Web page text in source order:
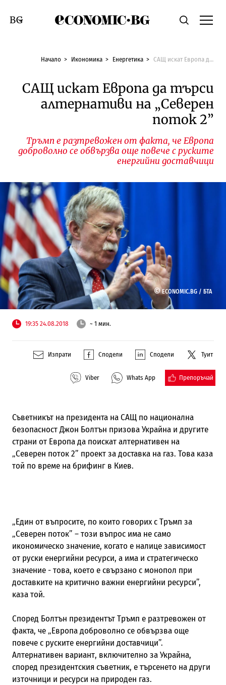
Economic.bgТърсене
Смяна на език
Начало Икономика Енергетика САЩ искат Европа да търси алтернативи на „Северен поток 2”
САЩ искат Европа да търси
алтернативи на „Северен
поток 2”
Тръмп е разтревожен от факта, че Европа
доброволно се обвързва още повече с руските
енергийни доставчици
©ECONOMIC.BG / БТА
19:35 24.08.2018 ~ 1 мин.
Изпрати Сподели Сподели Туит
Viber Whats App Препоръчай
Съветникът на президента на САЩ по национална
безопасност Джон Болтън призова Украйна и другите
страни от Европа да поискат алтернативен на
„Северен поток 2” проект за доставка на газ. Това каза
той по време на брифинг в Киев.
„Един от въпросите, по които говорих с Тръмп за
„Северен поток” – този въпрос има не само
икономическо значение, когато е налице зависимост
от руски енергийни ресурси, а има и стратегическо
значение - това, което е свързано с монопол при
доставките на критично важни енергийни ресурси”,
каза той.
Според Болтън президентът Тръмп е разтревожен от
факта, че „Европа доброволно се обвързва още
повече с руските енергийни доставчици”.
Алтернативен вариант, включително за Украйна,
според президентския съветник, е търсенето на други
източници и ресурси на природен газ.